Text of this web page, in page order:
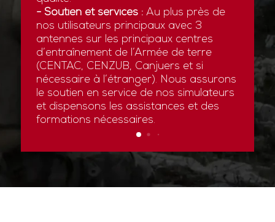
- Soutien et services :Au plus près de
nos utilisateurs principaux avec 3
antennes sur les principaux centres
d’entraînement de l’Armée de terre
(CENTAC, CENZUB, Canjuers et si
nécessaire à l’étranger). Nous assurons
le soutien en service de nos simulateurs
et dispensons les assistances et des
formations nécessaires.